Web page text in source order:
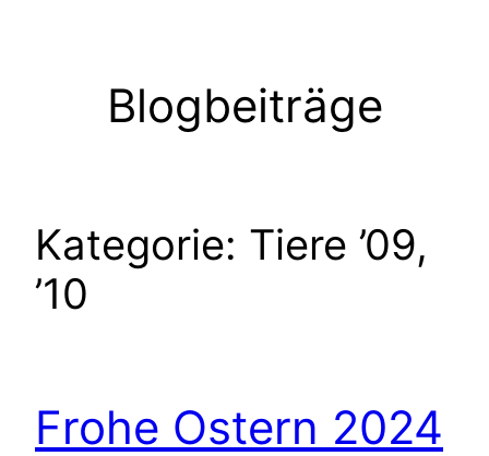
Blogbeiträge
Kategorie: Tiere ’09,
’10
Frohe Ostern 2024